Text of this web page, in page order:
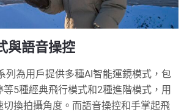
與語音操控
列為用戶提供多種AI智能運鏡模式，包
5種經典飛行模式和2種進階模式，用
切換拍攝角度。而語音操控和手掌起飛